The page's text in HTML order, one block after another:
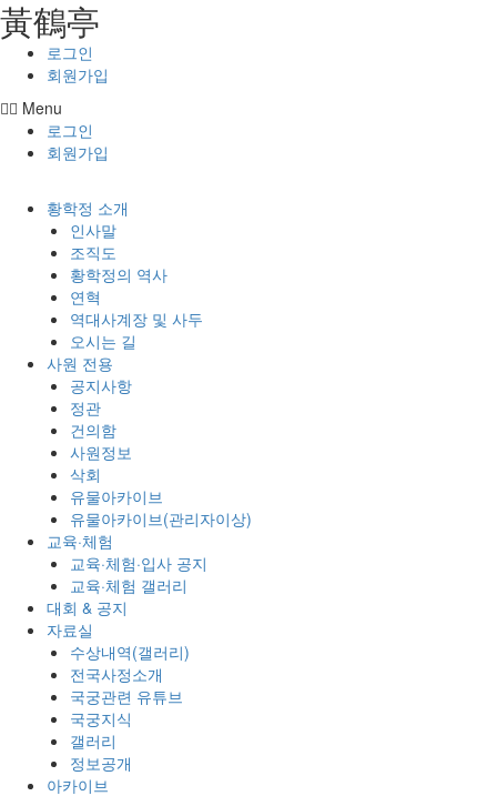
콘텐츠로
건너뛰기
⿈鶴亭
로그인
회원가입
Menu
로그인
회원가입
황학정 소개
인사말
조직도
황학정의 역사
연혁
역대사계장 및 사두
오시는 길
사원 전용
공지사항
정관
건의함
사원정보
삭회
유물아카이브
유물아카이브(관리자이상)
교육·체험
교육·체험·입사 공지
교육·체험 갤러리
대회 & 공지
자료실
수상내역(갤러리)
전국사정소개
국궁관련 유튜브
국궁지식
갤러리
정보공개
아카이브